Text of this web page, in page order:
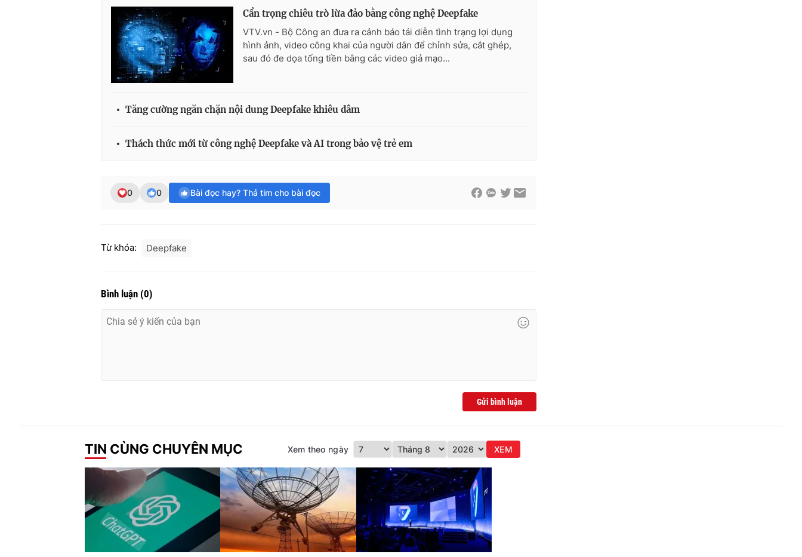
Cẩn trọng chiêu trò lừa đảo bằng công nghệ Deepfake
VTV.vn - Bộ Công an đưa ra cảnh báo tái diễn tình trạng lợi dụng
hình ảnh, video công khai của người dân để chỉnh sửa, cắt ghép,
sau đó đe dọa tống tiền bằng các video giả mạo...
Tăng cường ngăn chặn nội dung Deepfake khiêu dâm
Thách thức mới từ công nghệ Deepfake và AI trong bảo vệ trẻ em
0 0 Bài đọc hay? Thả tim cho bài đọc
Từ khóa: Deepfake
Bình luận (0)
Gửi bình luận
TIN CÙNG CHUYÊN MỤC Xem theo ngày XEM